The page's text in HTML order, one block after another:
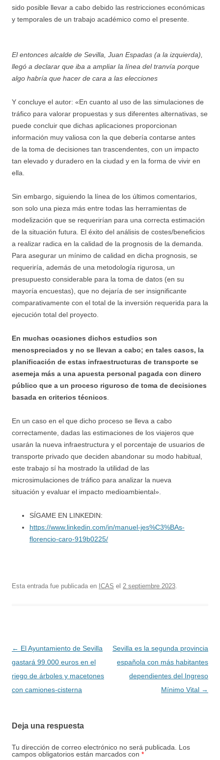
sido posible llevar a cabo debido las restricciones económicas
y temporales de un trabajo académico como el presente.
El entonces alcalde de Sevilla, Juan Espadas (a la izquierda),
llegó a declarar que iba a ampliar la línea del tranvía porque
algo habría que hacer de cara a las elecciones
Y concluye el autor: «En cuanto al uso de las simulaciones de
tráfico para valorar propuestas y sus diferentes alternativas, se
puede concluir que dichas aplicaciones proporcionan
información muy valiosa con la que debería contarse antes
de la toma de decisiones tan trascendentes, con un impacto
tan elevado y duradero en la ciudad y en la forma de vivir en
ella.
Sin embargo, siguiendo la línea de los últimos comentarios,
son solo una pieza más entre todas las herramientas de
modelización que se requerirían para una correcta estimación
de la situación futura. El éxito del análisis de costes/beneficios
a realizar radica en la calidad de la prognosis de la demanda.
Para asegurar un mínimo de calidad en dicha prognosis, se
requeriría, además de una metodología rigurosa, un
presupuesto considerable para la toma de datos (en su
mayoría encuestas), que no dejaría de ser insignificante
comparativamente con el total de la inversión requerida para la
ejecución total del proyecto.
En muchas ocasiones dichos estudios son
menospreciados y no se llevan a cabo; en tales casos, la
planificación de estas infraestructuras de transporte se
asemeja más a una apuesta personal pagada con dinero
público que a un proceso riguroso de toma de decisiones
basada en criterios técnicos
En un caso en el que dicho proceso se lleva a cabo
correctamente, dadas las estimaciones de los viajeros que
usarán la nueva infraestructura y el porcentaje de usuarios de
transporte privado que deciden abandonar su modo habitual,
este trabajo sí ha mostrado la utilidad de las
microsimulaciones de tráfico para analizar la nueva
situación y evaluar el impacto medioambiental».
SÍGAME EN LINKEDIN:
https://www.linkedin.com/in/manuel-jes%C3%BAs-
florencio-caro-919b0225/
Esta entrada fue publicada en ICAS el 2 septiembre 2023.
Navegación
de
entradas
← El Ayuntamiento de Sevilla
gastará 99.000 euros en el
riego de árboles y macetones
con camiones-cisterna
Sevilla es la segunda provincia
española con más habitantes
dependientes del Ingreso
Mínimo Vital →
Deja una respuesta
Tu dirección de correo electrónico no será publicada.
Los
campos obligatorios están marcados con *